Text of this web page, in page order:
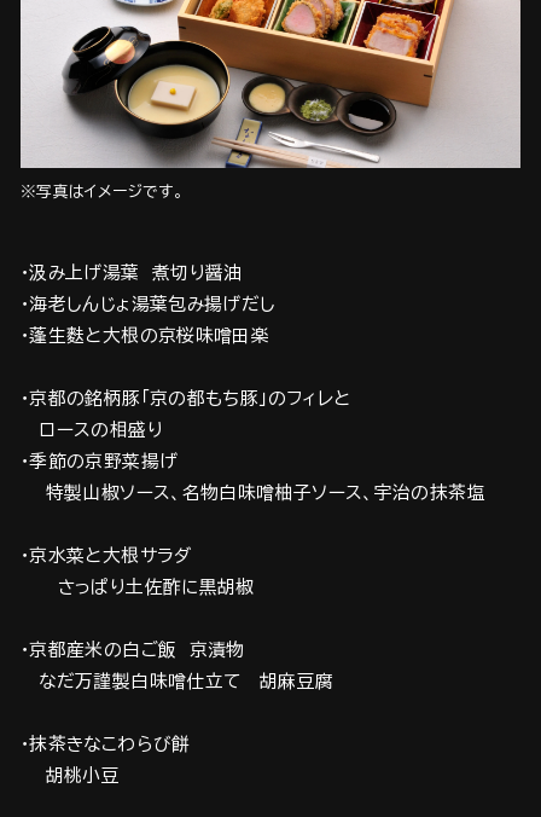
※写真はイメージです。
・汲み上げ湯葉 煮切り醤油
・海老しんじょ湯葉包み揚げだし
・蓬生麩と大根の京桜味噌田楽
・京都の銘柄豚「京の都もち豚」のフィレと
ロースの相盛り
・季節の京野菜揚げ
特製山椒ソース、名物白味噌柚子ソース、宇治の抹茶塩
・京水菜と大根サラダ
さっぱり土佐酢に黒胡椒
・京都産米の白ご飯 京漬物
なだ万謹製白味噌仕立て 胡麻豆腐
・抹茶きなこわらび餅
胡桃小豆